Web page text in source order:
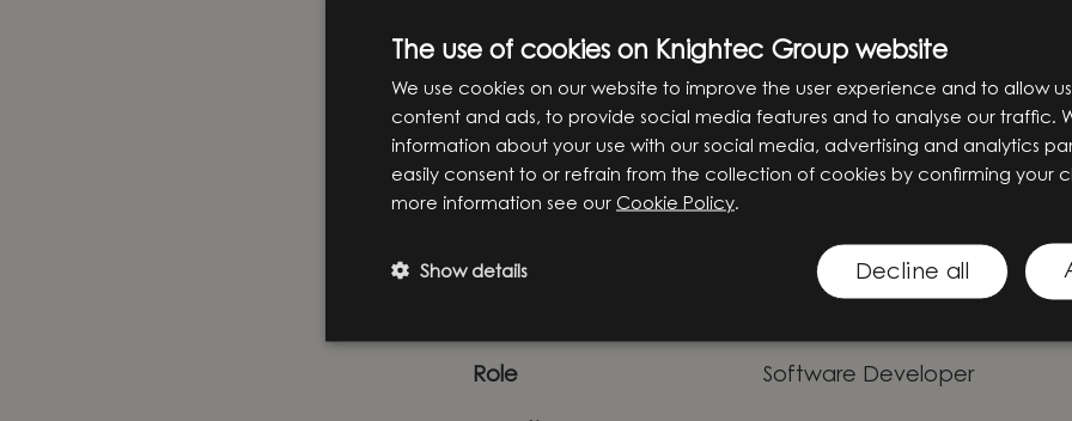
Skicka in din ansökan så snart som möjligt. Om du har
tjänsten är du välkommen att kontakta Victoria Olsson,
Specialist. Observera att vi, på grund av GDPR, endast tar
ansökningar via vår karriärsida.
Vi ser fram emot att höra från dig!
Role Software Developer
The use of cookies on Knightec Group website
We use cookies on our website to improve the user experience and to allow
content and ads, to provide social media features and to analyse our traffic.
information about your use with our social media, advertising and analytics
easily consent to or refrain from the collection of cookies by confirming your
more information see our Cookie Policy.
Decline all
Show details